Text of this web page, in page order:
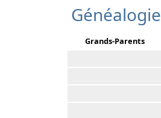
Généalogie
Grands-Parents